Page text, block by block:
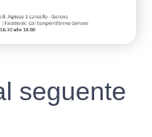
seguente